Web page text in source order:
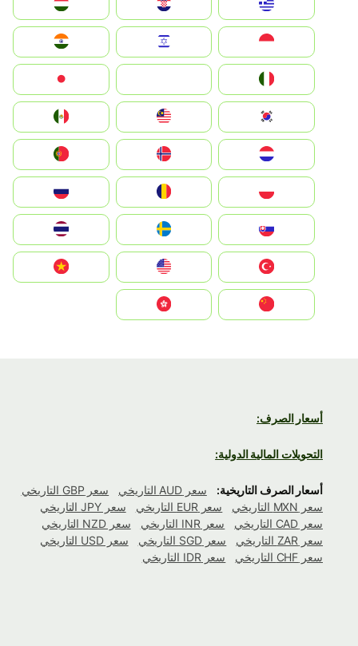
Hrvatska
Magyarország
Indonesia
South Korea
Nederland
Portugal
România
Slovensko
United States
Vietnam
أسعار الصرف:
التحويلات المالية الدولية:
أسعار الصرف التاريخية: سعر AUD التاريخي
سعر GBP التاريخي
سعر MXN التاريخي
سعر EUR التاريخي
سعر JPY التاريخي
سعر CAD التاريخي
سعر INR التاريخي
سعر NZD التاريخي
سعر ZAR التاريخي
سعر SGD التاريخي
سعر USD التاريخي
سعر CHF التاريخي
سعر IDR التاريخي